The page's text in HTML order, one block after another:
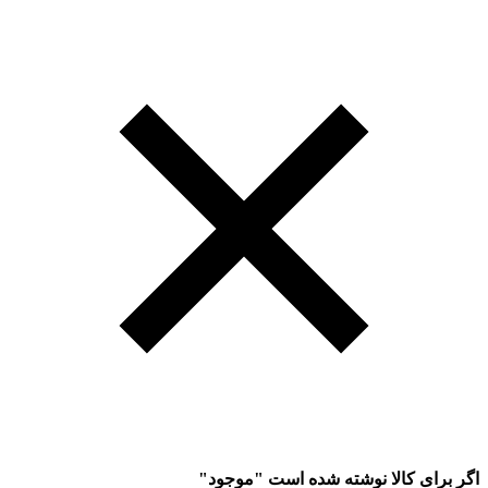
اگر برای کالا نوشته شده است "موجود"